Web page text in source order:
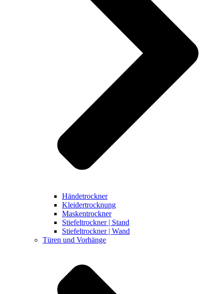
Händetrockner
Kleidertrocknung
Maskentrockner
Stiefeltrockner | Stand
Stiefeltrockner | Wand
Türen und Vorhänge